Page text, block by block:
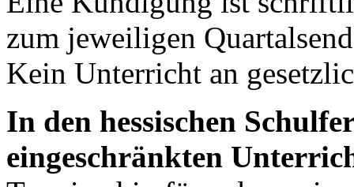
zum jeweiligen
Kein Unterricht an
In den hessischen
eingeschränkten